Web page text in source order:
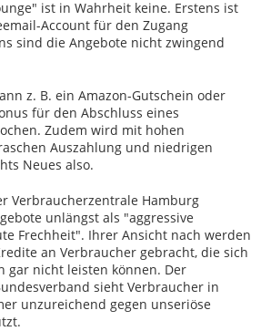
ist in Wahrheit keine. Erstens ist
Account für den Zugang
sind die Angebote nicht zwingend
z. B. ein Amazon-Gutschein oder
für den Abschluss eines
Zudem wird mit hohen
Auszahlung und niedrigen
Neues also.
Verbraucherzentrale Hamburg
unlängst als "aggressive
Frechheit". Ihrer Ansicht nach werden
an Verbraucher gebracht, die sich
gar nicht leisten können. Der
sieht Verbraucher in
unzureichend gegen unseriöse